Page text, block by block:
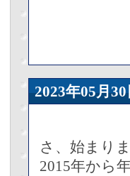
2023年05
さ、始まり
2015年から